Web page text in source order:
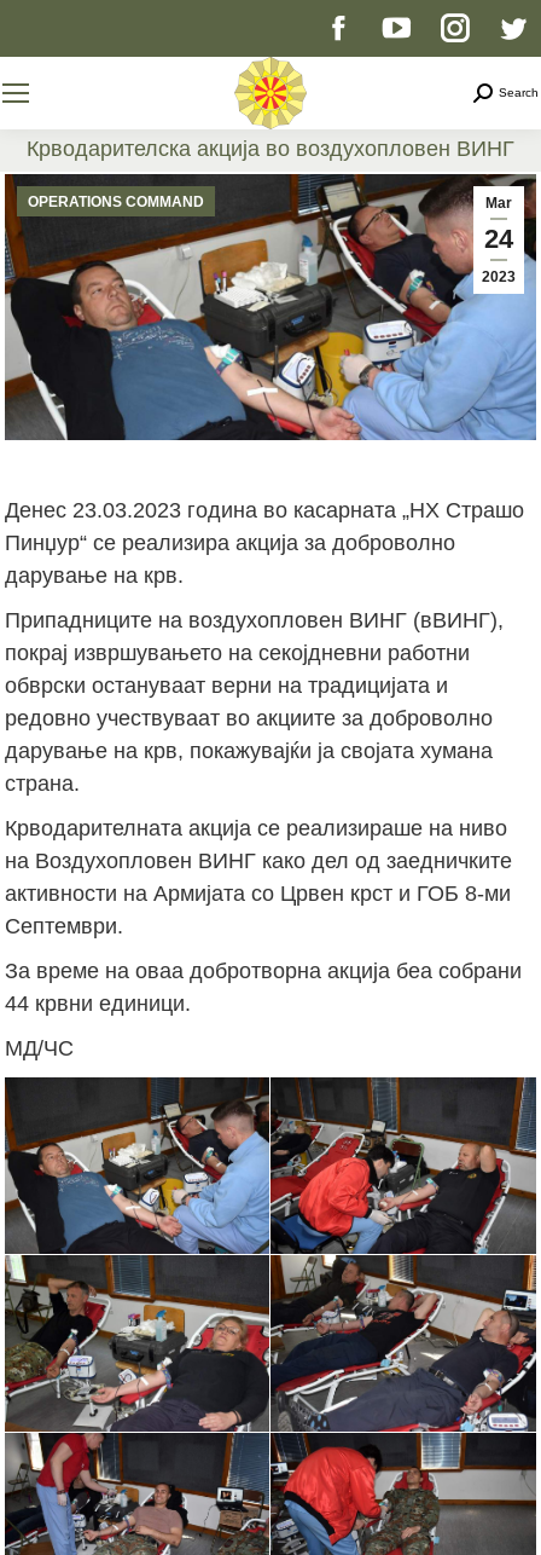
Facebook
opens
in
new
window
YouTube
opens
in
new
window
page
opens
in
new
window
Search
Крводарителска акција во воздухопловен ВИНГ
You are here:
Mar
24
2023
OPERATIONS COMMAND
Денес 23.03.2023 година во касарната „НХ Страшо
Пинџур“ се реализира акција за доброволно
дарување на крв.
Припадниците на воздухопловен ВИНГ (вВИНГ),
покрај извршувањето на секојдневни работни
обврски остануваат верни на традицијата и
редовно учествуваат во акциите за доброволно
дарување на крв, покажувајќи ја својата хумана
страна.
Крводарителната акција се реализираше на ниво
на Воздухопловен ВИНГ како дел од заедничките
активности на Армијата со Црвен крст и ГОБ 8-ми
Септември.
За време на оваа добротворна акција беа собрани
44 крвни единици.
МД/ЧС